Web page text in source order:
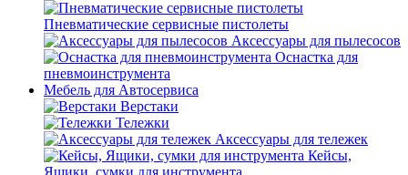
Пневматические сервисные пистолеты
Аксессуары для пылесосов
Оснастка для
пневмоинструмента
Мебель для Автосервиса
Верстаки
Тележки
Аксессуары для тележек
Кейсы,
Ящики, сумки для инструмента